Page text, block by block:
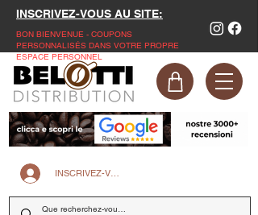
INSCRIVEZ-VOUS AU SITE:
BON BIENVENUE - COUPONS
PERSONNALISÉS DANS VOTRE PROPRE
ESPACE PERSONNEL
INSCRIVEZ-VOUS SUR LE SITE